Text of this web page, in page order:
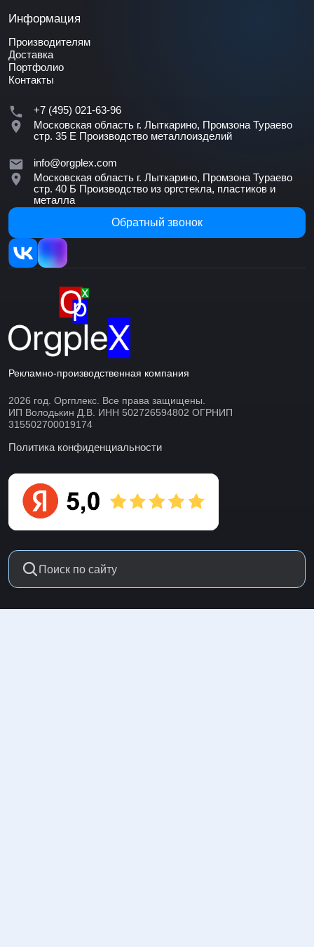
Информация
Производителям
Доставка
Портфолио
Контакты
+7 (495) 021-63-96
Московская область г. Лыткарино, Промзона Тураево
стр. 35 Е Производство металлоизделий
info@orgplex.com
Московская область г. Лыткарино, Промзона Тураево
стр. 40 Б Производство из оргстекла, пластиков и
металла
Обратный звонок
Рекламно-производственная компания
2026 год. Оргплекс. Все права защищены.
ИП Володькин Д.В. ИНН 502726594802 ОГРНИП
315502700019174
Политика конфиденциальности